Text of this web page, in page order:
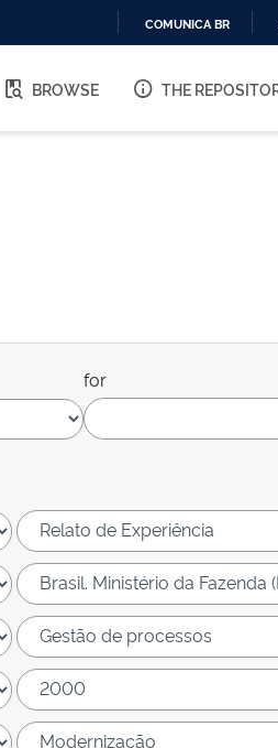
O
COMUNICA BR
BROWSE THE
for